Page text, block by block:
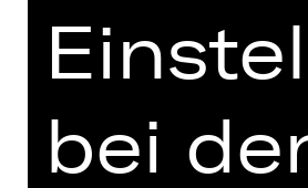
FUNDUS
PROGRAMMHEFT
bei